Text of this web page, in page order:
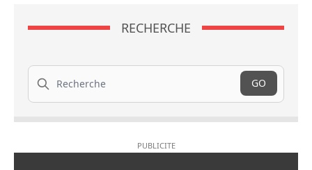
RECHERCHE
Recherche
GO